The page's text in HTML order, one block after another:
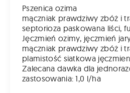
Pszenica ozima
mączniak prawdziwy zbóż i
septorioza paskowana liści,
Jęczmień ozimy, jęczmień
mączniak prawdziwy zbóż i
plamistość siatkowa
Zalecana dawka dla
zastosowania: 1,0 l/ha